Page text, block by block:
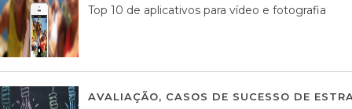
Top 10 de aplicativos para vídeo e fotografia
AVALIAÇÃO, CASOS DE SUCESSO DE